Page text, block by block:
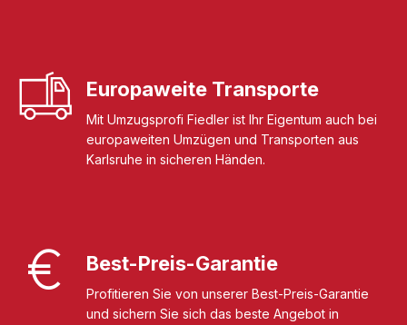
Europaweite Transporte
Mit Umzugsprofi Fiedler ist Ihr Eigentum auch bei
europaweiten Umzügen und Transporten aus
Karlsruhe in sicheren Händen.
Best-Preis-Garantie
Profitieren Sie von unserer Best-Preis-Garantie
und sichern Sie sich das beste Angebot in